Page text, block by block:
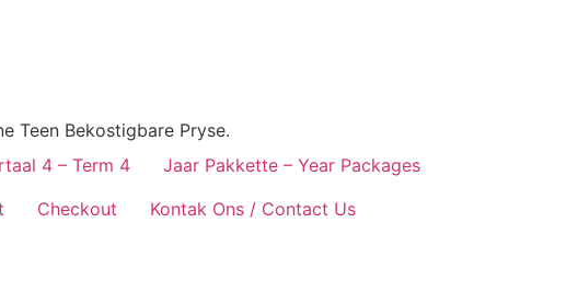
Teen Bekostigbare Pryse.
4 – Term 4
Jaar Pakkette – Year Packages
Checkout
Kontak Ons / Contact Us